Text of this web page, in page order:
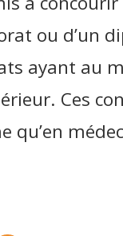
ou d’un
ayant au
Ces
qu’en